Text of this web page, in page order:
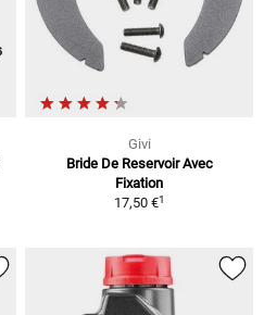
Givi
Bride De Reservoir Avec
Fixation
17,50 €1